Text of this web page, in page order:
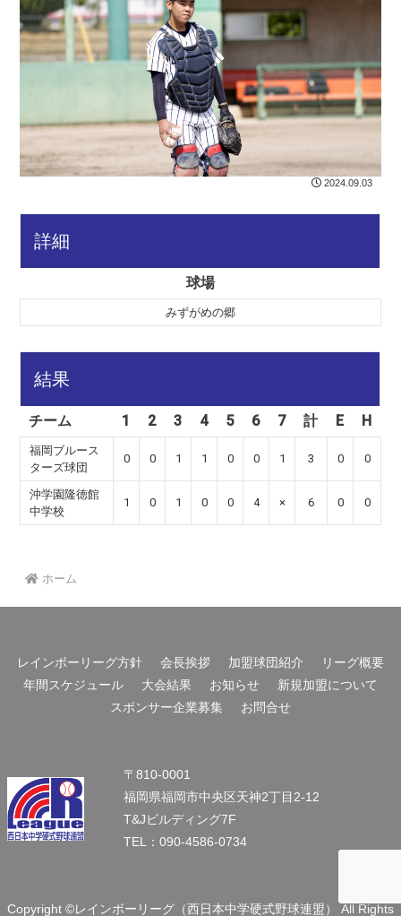
2024.09.03
詳細
球場
みずがめの郷
結果
チーム 1 2 3 4 5 6 7 計 E H
福岡ブルース
ターズ球団
0 0 1 1 0 0 1 3 0 0
沖学園隆徳館
中学校
1 0 1 0 0 4 × 6 0 0
ホーム
レインボーリーグ方針 会長挨拶 加盟球団紹介
リーグ概要
年間スケジュール
大会結果 お知らせ
新規加盟について
スポンサー企業募集
お問合せ
〒810-0001
福岡県福岡市中央区天神2丁目2-12
T&Jビルディング7F
TEL：090-4586-0734
Copyright ©レインボーリーグ（西日本中学硬式野球連盟） All Rights